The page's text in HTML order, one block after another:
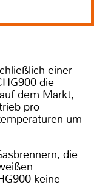
einer
die
dem Markt,
pro
um
die
keine